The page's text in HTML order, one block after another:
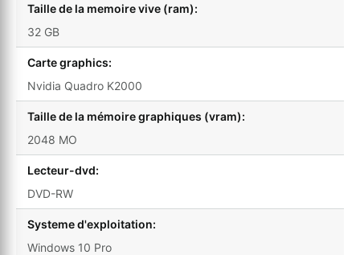
Taille de la memoire vive (ram):
32 GB
Carte graphics:
Nvidia Quadro K2000
Taille de la mémoire graphiques (vram):
2048 MO
Lecteur-dvd:
DVD-RW
Systeme d'exploitation:
Windows 10 Pro